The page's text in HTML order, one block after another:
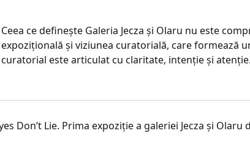
Ceea ce definește Galeria Jecza și Olaru nu este
expozițională și viziunea curatorială, care formează
curatorial este articulat cu claritate, intenție și atenție.
Don’t Lie. Prima expoziție a galeriei Jecza și Olaru